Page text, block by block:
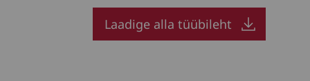
Laadige alla tüübileht